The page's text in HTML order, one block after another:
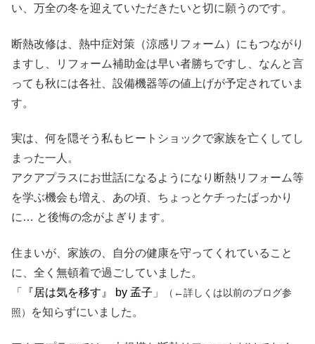
い、万全の冬を迎えていただきたいと切に願うのです。
断熱改修は、熱中症対策（涼感リフォーム）にもつながり
ますし、リフォーム補助金は早い者勝ちですし、なんと言
っても秋には各社、設備機器等の値上げが予定されていま
す。
実は、何を隠そう私もヒートショックで家族を亡くしてし
まった一人。
アクアプラスにお世話になるようになり断熱リフォーム等
を学ぶ機会も増え、あの頃、ちょっとケチったばっかり
に… と後悔の念がよぎります。
住まいが、家族の、自分の健康を守ってくれていること
に、全く無頓着で過ごしていました。
「
『居は気を移す』 by 孟子 」
（←詳しくは以前のブログ参
照）
を知らずにいました。